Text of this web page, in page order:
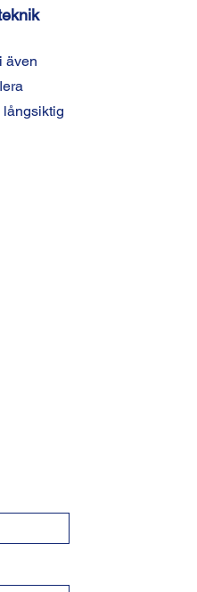
även
långsiktig